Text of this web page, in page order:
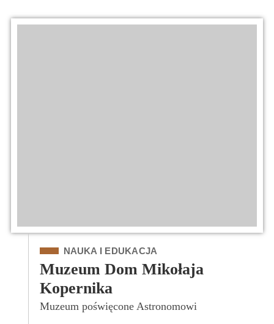
KategoriaNAUKA I EDUKACJA
Muzeum Dom Mikołaja
Kopernika
Muzeum poświęcone Astronomowi